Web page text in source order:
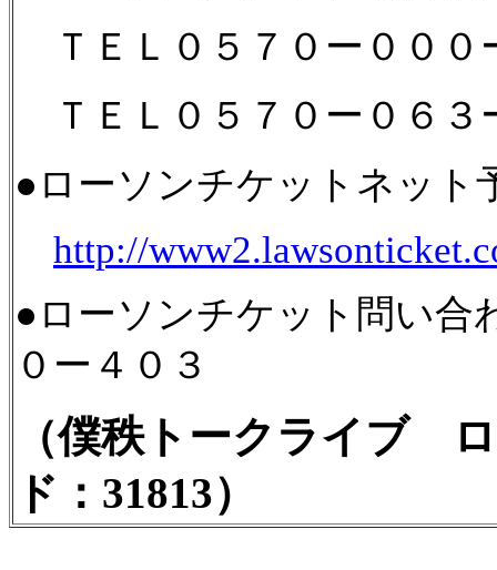
ＴＥＬ０５７０ー０００
ＴＥＬ０５７０ー０６３
●ローソンチケットネット
http://
●ローソンチケット問い合
０ー４０３
（僕秩トークライブ
ド：31813）